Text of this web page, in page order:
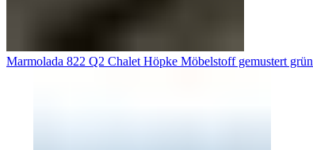
Marmolada 822 Q2 Chalet Höpke Möbelstoff gemustert grün